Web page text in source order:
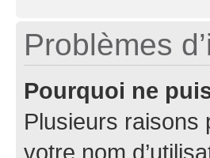
Problèmes
Pourquoi ne
Plusieurs raisons
votre nom